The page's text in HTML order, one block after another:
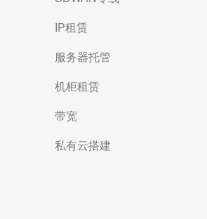
IP租赁
服务器托管
机柜租赁
带宽
私有云搭建